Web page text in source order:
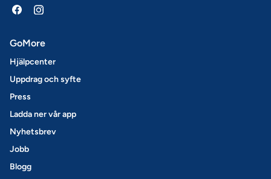
GoMore
Hjälpcenter
Uppdrag och syfte
Press
Ladda ner vår app
Nyhetsbrev
Jobb
Blogg